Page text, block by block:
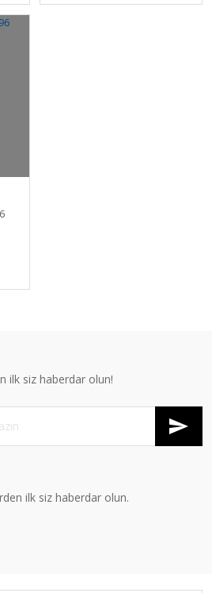
ilk siz haberdar olun!
ilk siz haberdar olun.